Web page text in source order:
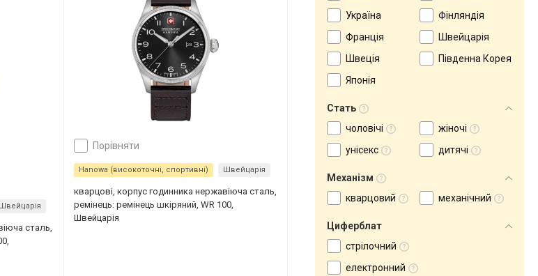
Швейцарія
сталь,
порівняти
Hanowa (високоточні, спортивні) Швейцарія
кварцові, корпус годинника нержавіюча сталь,
ремінець: ремінець шкіряний, WR 100,
Швейцарія
Україна
Фінляндія
Франція
Швейцарія
Швеція
Південна Корея
Японія
Стать
чоловічі
жіночі
унісекс
дитячі
Механізм
кварцовий
механічний
Циферблат
стрілочний
електронний